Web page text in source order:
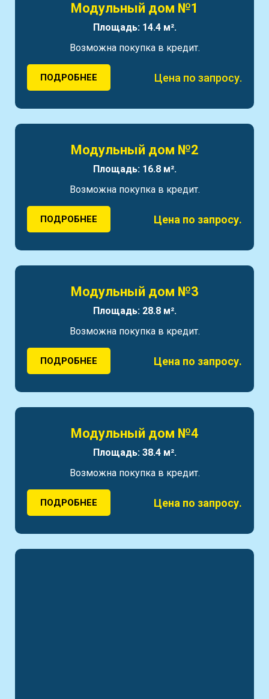
Модульный дом №1
Площадь: 14.4 м².
Возможна покупка в кредит.
ПОДРОБНЕЕ Цена по запросу.
Модульный дом №2
Площадь: 16.8 м².
Возможна покупка в кредит.
ПОДРОБНЕЕ Цена по запросу.
Модульный дом №3
Площадь: 28.8 м².
Возможна покупка в кредит.
ПОДРОБНЕЕ Цена по запросу.
Модульный дом №4
Площадь: 38.4 м².
Возможна покупка в кредит.
ПОДРОБНЕЕ Цена по запросу.